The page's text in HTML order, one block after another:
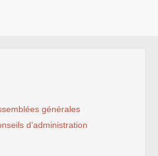
générales
d’administration